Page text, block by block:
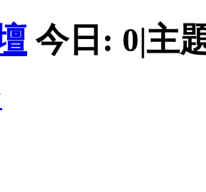
今日: 0|主